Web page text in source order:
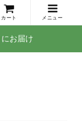
カート メニュー
にお届け